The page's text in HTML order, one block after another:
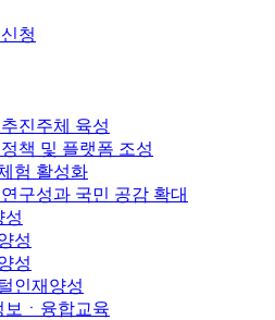
청
진주체 육성
책 및 플랫폼 조성
험 활성화
구성과 국민 공감 확대
성
성
성
인재양성
ㆍ융합교육